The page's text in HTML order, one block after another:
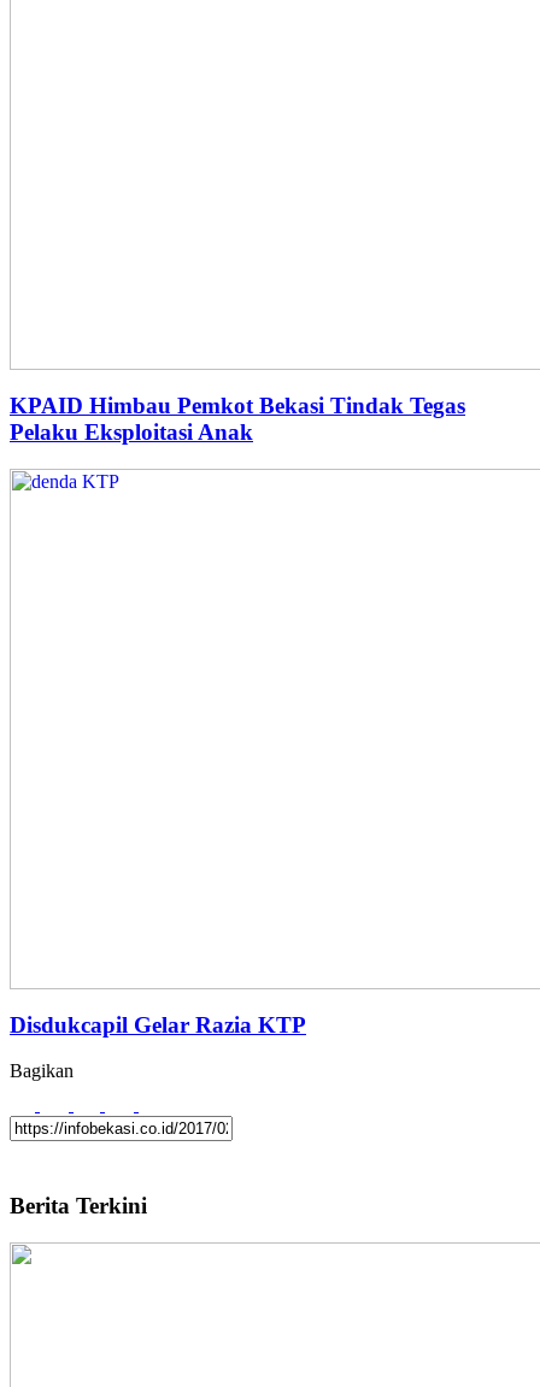
KPAID Himbau Pemkot Bekasi Tindak Tegas
Pelaku Eksploitasi Anak
Disdukcapil Gelar Razia KTP
Bagikan
Berita Terkini